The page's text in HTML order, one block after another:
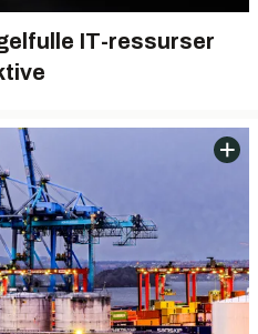
IT-ressurser